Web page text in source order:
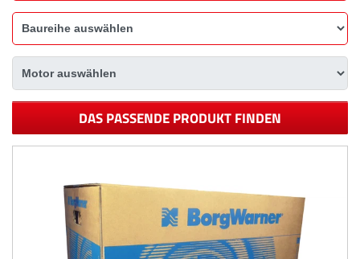
DAS PASSENDE PRODUKT FINDEN